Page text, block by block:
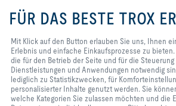
Newsletter footer form legal terms Jetzt
Sie uns, Ihnen ein
Webseiten-Erlebnis
zählen Cookies, die für
Betrieb der Seite und
Steuerung unserer
Dienstleistungen und
Anwendungen
sowie solche, die
Statistikzwecken, für
FÜR DAS BESTE TROX
Mit Klick auf den Button erlauben Sie uns, Ihnen
Erlebnis und einfache Einkaufsprozesse zu
die für den Betrieb der Seite und für die
Dienstleistungen und Anwendungen notwendig
lediglich zu Statistikzwecken, für
personalisierter Inhalte genutzt werden. Sie
welche Kategorien Sie zulassen möchten und die